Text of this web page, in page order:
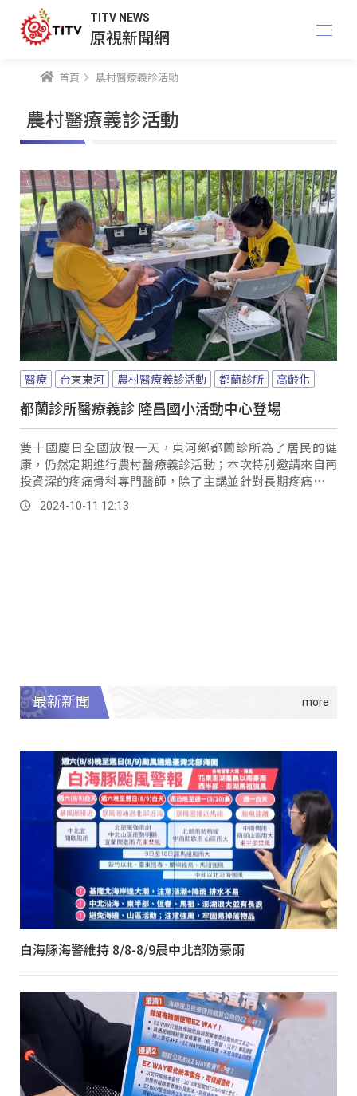
TITV NEWS
原視新聞網
首頁 農村醫療義診活動
農村醫療義診活動
醫療 台東東河 農村醫療義診活動 都蘭診所 高齡化
都蘭診所醫療義診 隆昌國小活動中心登場
雙十國慶日全國放假一天，東河鄉都蘭診所為了居民的健
康，仍然定期進行農村醫療義診活動；本次特別邀請來自南
投資深的疼痛骨科專門醫師，除了主講並針對長期疼痛的患
者提供專業指導跟治療。
2024-10-11 12:13
最新新聞
白海豚海警維持 8/8-8/9晨中北部防豪雨